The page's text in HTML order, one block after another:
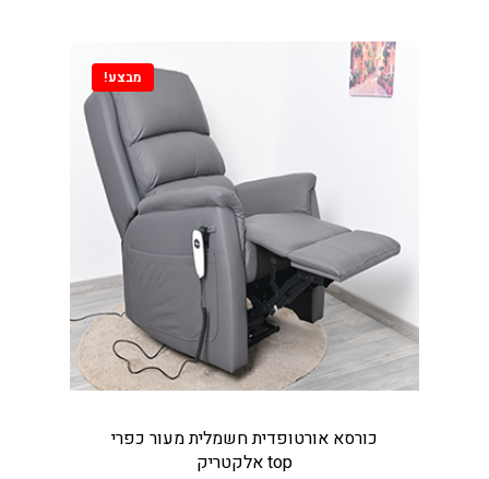
מבצע!
כורסא אורטופדית חשמלית מעור כפרי
top אלקטריק